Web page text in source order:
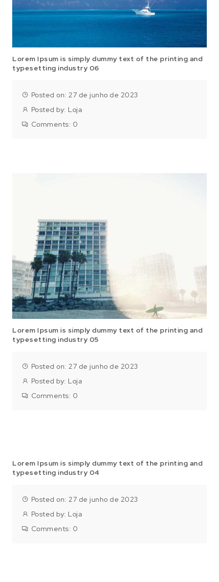
Lorem Ipsum is simply dummy text of the printing and
typesetting industry 06
Posted on: 27 de junho de 2023
Posted by: Loja
Comments: 0
Lorem Ipsum is simply dummy text of the printing and
typesetting industry 05
Posted on: 27 de junho de 2023
Posted by: Loja
Comments: 0
Lorem Ipsum is simply dummy text of the printing and
typesetting industry 04
Posted on: 27 de junho de 2023
Posted by: Loja
Comments: 0